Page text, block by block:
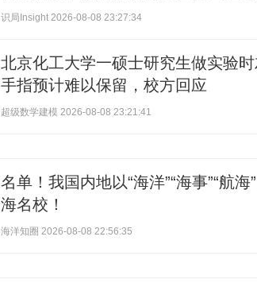
识局Insight 2026-08-08 23:27:34
北京化工大学一硕士研究生做实验
手指预计难以保留，校方回应
超级数学建模 2026-08-08 23:21:41
名单！我国内地以“海洋”“海事”“航
海名校！
海洋知圈 2026-08-08 22:56:35